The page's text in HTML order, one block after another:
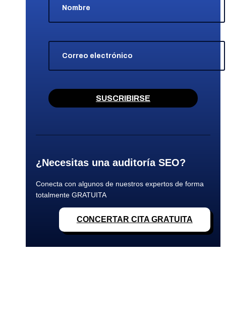
SUSCRIBIRSE
¿Necesitas una auditoría SEO?
Conecta con algunos de nuestros expertos de forma
totalmente GRATUITA
CONCERTAR CITA GRATUITA